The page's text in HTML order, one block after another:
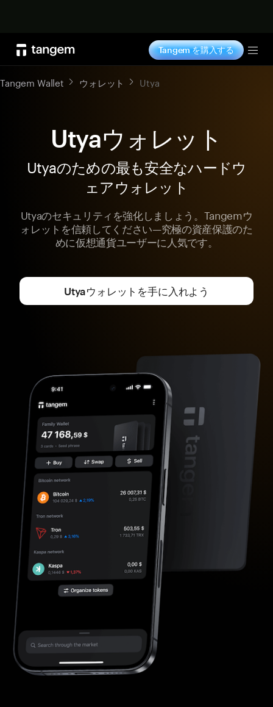
Tangem を購入する
Tangem Wallet ウォレット Utya
Utyaウォレット
Utyaのための最も安全なハードウ
ェアウォレット
Utyaのセキュリティを強化しましょう。Tangemウ
ォレットを信頼してください—究極の資産保護のた
めに仮想通貨ユーザーに人気です。
Utyaウォレットを手に入れよう